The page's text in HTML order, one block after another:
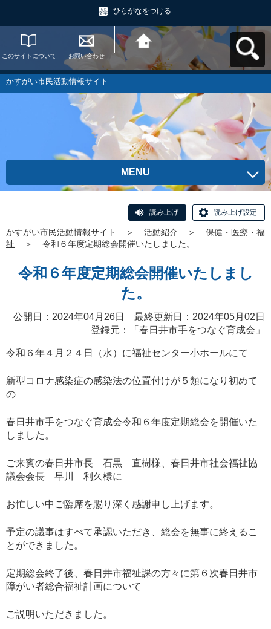
ひらがなをつける
このサイトについて お問い合わせ
かすがい市民活動情
報サイトへ戻る
かすがい市民活動情報サイト
MENU
読み上げ 読み上げ設定
かすがい市民活動情報サイト ＞ 活動紹介 ＞
保健・医療・福
祉
＞ 令和６年度定期総会開催いたしました。
令和６年度定期総会開催いたしまし
た。
公開日：2024年04月26日 最終更新日：2024年05月02日
登録元：「 春日井市手をつなぐ育成会 」
令和６年４月２４日（水）に福祉センター小ホールにて
新型コロナ感染症の感染法の位置付けが５類になり初めて
の
春日井市手をつなぐ育成会令和６年度定期総会を開催いた
しました。
ご来賓の春日井市長 石黒 直樹様、春日井市社会福祉協
議会会長 早川 利久様に
お忙しい中ご臨席を賜り深く感謝申し上げます。
予定の議事はすべて承認いただき、総会を無事に終えるこ
とができました。
定期総会終了後、春日井市福祉課の方々に第６次春日井市
障がい者総合福祉計画について
ご説明いただきました。